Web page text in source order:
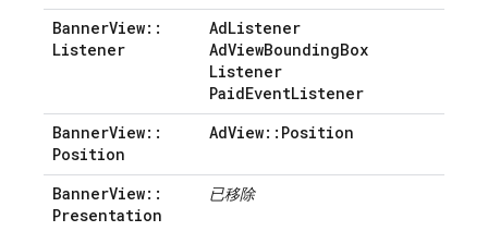
BannerView::
Listener
AdListener
AdViewBoundingBox
Listener
PaidEventListener
BannerView::
Position
AdView:: Position
BannerView::
Presentation
已移除